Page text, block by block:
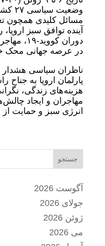
مسائل کلیدی همچون
آینده توافق سبز
دوران
در عرصه جهانی محک
ناظران سیاسی هشدار
پارلمان اروپا به
هزینه‌های زندگی،
مهاجران و ایجاد
انرژی سبز و حمایت
جستجو
آگوست 2026
جولای 2026
ژوئن 2026
می 2026